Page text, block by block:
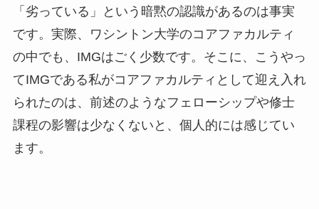
「劣っている」という暗黙の認識があるのは事実
です。実際、ワシントン大学のコアファカルティ
の中でも、IMGはごく少数です。そこに、こうやっ
てIMGである私がコアファカルティとして迎え入れ
られたのは、前述のようなフェローシップや修士
課程の影響は少なくないと、個人的には感じてい
ます。